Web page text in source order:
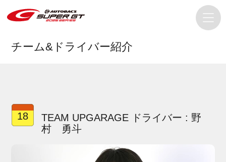
チーム&ドライバー紹介
18
TEAM UPGARAGE ドライバー : 野
村 勇斗